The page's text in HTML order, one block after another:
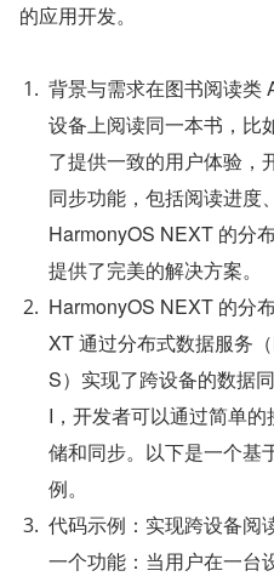
的应用开发。
背景与需求在图书阅读类
设备上阅读同一本书，比
了提供一致的用户体验，
同步功能，包括阅读进度
HarmonyOS NEXT 的分
提供了完美的解决方案。
HarmonyOS NEXT 的分
XT 通过分布式数据服务
S）实现了跨设备的数据
I，开发者可以通过简单
储和同步。以下是一个基
例。
代码示例：实现跨设备阅
一个功能：当用户在一台